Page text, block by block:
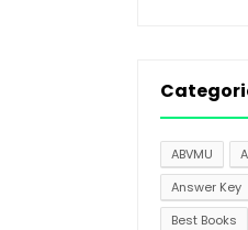
ABVMU
Answer Key
Best Books